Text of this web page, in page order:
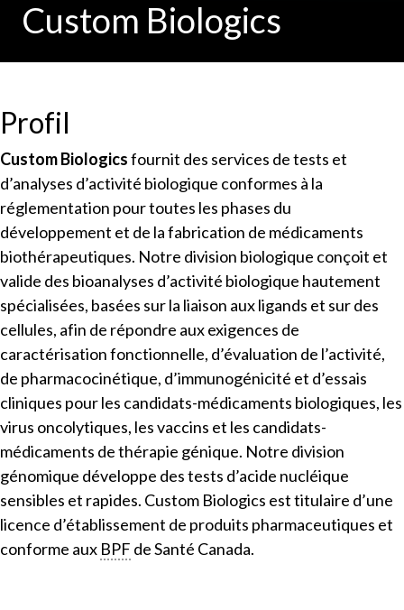
Custom Biologics
Profil
Custom Biologicsfournit des services de tests et
d’analyses d’activité biologique conformes à la
réglementation pour toutes les phases du
développement et de la fabrication de médicaments
biothérapeutiques. Notre division biologique conçoit et
valide des bioanalyses d’activité biologique hautement
spécialisées, basées sur la liaison aux ligands et sur des
cellules, afin de répondre aux exigences de
caractérisation fonctionnelle, d’évaluation de l’activité,
de pharmacocinétique, d’immunogénicité et d’essais
cliniques pour les candidats-médicaments biologiques, les
virus oncolytiques, les vaccins et les candidats-
médicaments de thérapie génique. Notre division
génomique développe des tests d’acide nucléique
sensibles et rapides. Custom Biologics est titulaire d’une
licence d’établissement de produits pharmaceutiques et
conforme aux BPF de Santé Canada.